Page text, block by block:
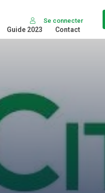
Se connecter
Guide 2023 Contact